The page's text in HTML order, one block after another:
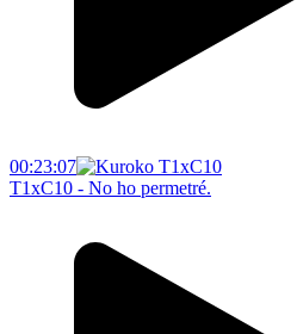
00:23:07
T1xC10 - No ho permetré.